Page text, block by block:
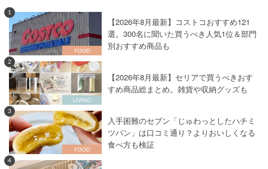
1
【2026年8月最新】コストコおすすめ121
選。300名に聞いた買うべき人気1位＆部門
別おすすめ商品も
2
【2026年8月最新】セリアで買うべきおす
すめ商品総まとめ。雑貨や収納グッズも
3
入手困難のセブン「じゅわっとしたハチミ
ツパン」は口コミ通り？よりおいしくなる
食べ方も検証
4